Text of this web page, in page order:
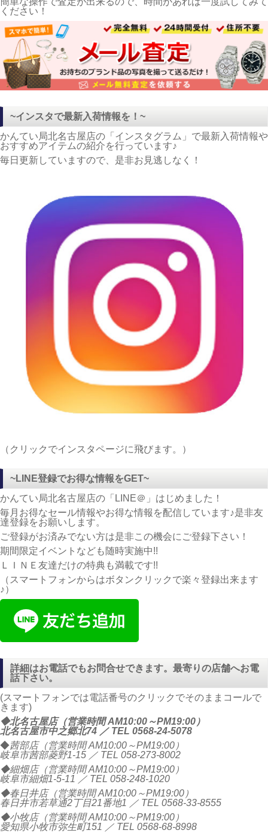
ください！
~インスタで最新入荷情報を！~
かんてい局北名古屋店の「インスタグラム」で最新入荷情報や
おすすめアイテムの紹介を行っています♪
毎日更新していますので、是非お見逃しなく！
（クリックでインスタページに飛びます。）
~LINE登録でお得な情報をGET~
かんてい局北名古屋店の「LINE＠」はじめました！
毎月お得なセール情報やお得な情報を配信しています♪是非友
達登録をお願いします。
ご登録がお済みでない方は是非この機会にご登録下さい！
期間限定イベントなども随時実施中!!
ＬＩＮＥ友達だけの特典も満載です!!
（スマートフォンからはボタンクリックで楽々登録出来ます
♪）
詳細はお電話でもお問合せできます。最寄りの店舗へお電
話下さい。
(スマートフォンでは電話番号のクリックでそのままコールで
きます)
◆北名古屋店（営業時間 AM10:00～PM19:00）
北名古屋市中之郷北74 ／ TEL 0568-24-5078
◆茜部店（営業時間 AM10:00～PM19:00）
岐阜市茜部菱野1-15 ／ TEL 058-273-8002
◆細畑店（営業時間 AM10:00～PM19:00）
岐阜市細畑1-5-11 ／ TEL 058-248-1020
◆春日井店（営業時間 AM10:00～PM19:00）
春日井市若草通2丁目21番地1 ／ TEL 0568-33-8555
◆小牧店（営業時間 AM10:00～PM19:00）
愛知県小牧市弥生町151 ／ TEL 0568-68-8998